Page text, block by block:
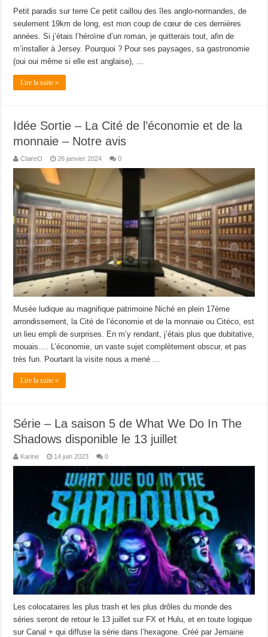
Petit paradis sur terre Ce petit caillou des îles anglo-normandes, de
seulement 19km de long, est mon coup de cœur de ces dernières
années. Si j’étais l’héroïne d’un roman, je quitterais tout, afin de
m’installer à Jersey. Pourquoi ? Pour ses paysages, sa gastronomie
(oui oui même si elle est anglaise), …
Lire la suite »
Idée Sortie – La Cité de l’économie et de la
monnaie – Notre avis
ClaireO 26 janvier 2024 0
Musée ludique au magnifique patrimoine Niché en plein 17ème
arrondissement, la Cité de l’économie et de la monnaie ou Citéco, est
un lieu empli de surprises. En m’y rendant, j’étais plus que dubitative,
mouais…. L’économie, un vaste sujet complètement obscur, et pas
très fun. Pourtant la visite nous a mené …
Lire la suite »
Série – La saison 5 de What We Do In The
Shadows disponible le 13 juillet
Karine 14 juin 2023 0
Les colocataires les plus trash et les plus drôles du monde des
séries seront de retour le 13 juillet sur FX et Hulu, et en toute logique
sur Canal + qui diffuse la série dans l’hexagone. Créé par Jemaine